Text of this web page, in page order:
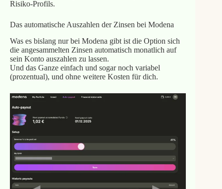
Risiko‑Profils.
Das automatische Auszahlen der Zinsen bei Modena
Was es bislang nur bei Modena gibt ist die Option sich
die angesammelten Zinsen automatisch monatlich auf
sein Konto auszahlen zu lassen.
Und das Ganze einfach und sogar noch variabel
(prozentual), und ohne weitere Kosten für dich.